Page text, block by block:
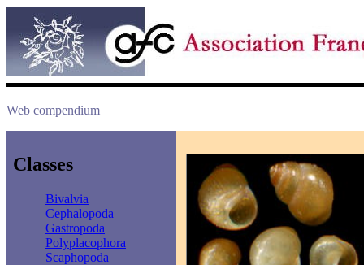
Web compendium
Classes
Bivalvia
Cephalopoda
Gastropoda
Polyplacophora
Scaphopoda